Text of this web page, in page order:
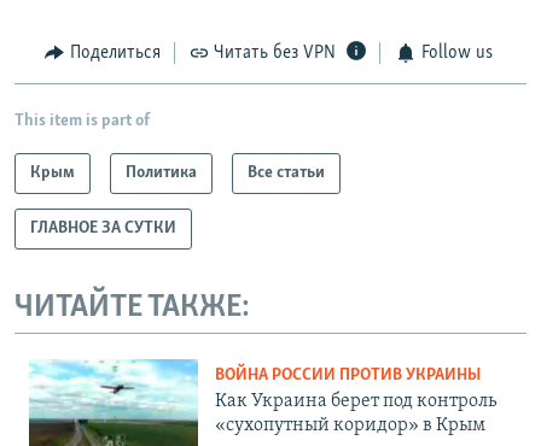
Поделиться Читать без VPN Follow us
This item is part of
Крым Политика Все статьи
ГЛАВНОЕ ЗА СУТКИ
ЧИТАЙТЕ ТАКЖЕ:
ВОЙНА РОССИИ ПРОТИВ УКРАИНЫ
Как Украина берет под контроль
«сухопутный коридор» в Крым